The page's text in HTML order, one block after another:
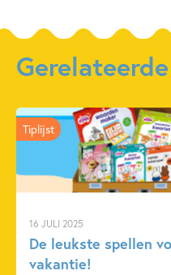
16 JULI 2025
De leukste spellen
vakantie!
Tiplijst